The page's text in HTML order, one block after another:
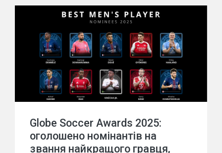
Globe Soccer Awards 2025:
оголошено номінантів на
звання найкращого гравця,